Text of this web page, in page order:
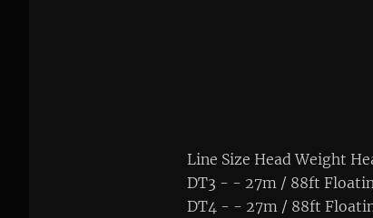
Line Size Head Weight
DT3 - - 27m / 88ft
DT4 - - 27m / 88ft